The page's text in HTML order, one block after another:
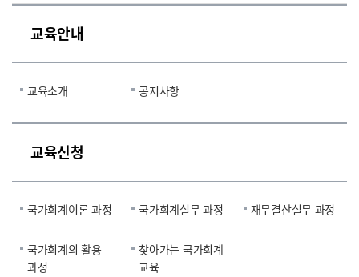
교육안내
교육소개 공지사항
교육신청
국가회계이론 과정 국가회계실무 과정 재무결산실무 과정
국가회계의 활용
과정
찾아가는 국가회계
교육